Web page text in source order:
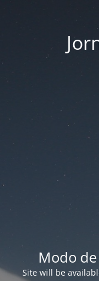
Modo
Site will be